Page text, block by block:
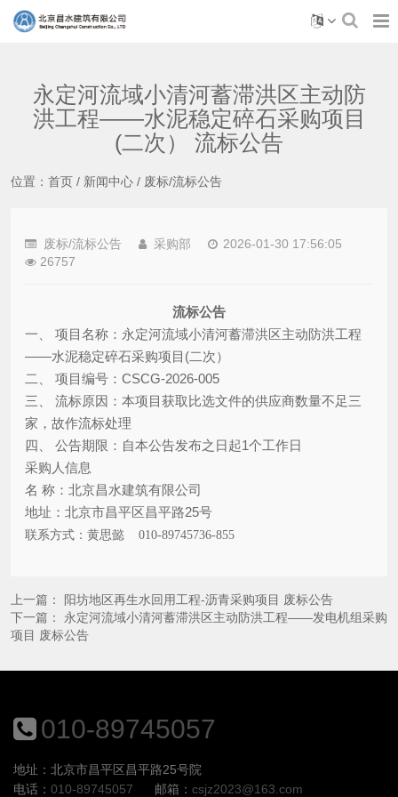
永定河流域小清河蓄滞洪区主动防
洪工程——水泥稳定碎石采购项目
(二次） 流标公告
位置： 首页 / 新闻中心 / 废标/流标公告
废标/流标公告 采购部
2026-01-30 17:56:05
26757
流标公告
一、
项目名称：永定河流域小清河蓄滞洪区主动防洪工程
——水泥稳定碎石采购项目 (二次）
二、
项目编号： CSCG-2026-005
三、
流标原因：本项目获取比选文件的供应商数量不足三
家，故作流标处理
四、
公告期限：自本公告发布之日起1个工作日
采购人信息
名 称：北京昌水建筑有限公司
地址：北京市昌平区昌平路25号
联系方式：黄思懿 010-89745736-855
上一篇：
阳坊地区再生水回用工程-沥青采购项目 废标公告
下一篇： 永定河流域小清河蓄滞洪区主动防洪工程——发电机组采购
项目 废标公告
010-89745057
地址：北京市昌平区昌平路25号院
电话： 010-89745057 邮箱： csjz2023@163.com